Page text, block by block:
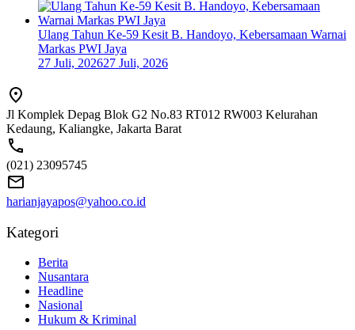
Ulang Tahun Ke-59 Kesit B. Handoyo, Kebersamaan Warnai
Markas PWI Jaya
27 Juli, 202627 Juli, 2026
Jl Komplek Depag Blok G2 No.83 RT012 RW003 Kelurahan
Kedaung, Kaliangke, Jakarta Barat
(021) 23095745
harianjayapos@yahoo.co.id
Kategori
Berita
Nusantara
Headline
Nasional
Hukum & Kriminal